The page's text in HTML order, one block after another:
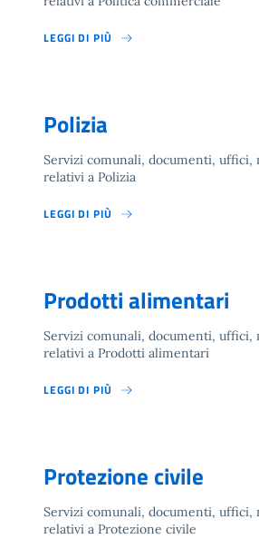
LEGGI DI PIÙ
Polizia
Servizi comunali, documenti, uffici,
relativi a Polizia
LEGGI DI PIÙ
Prodotti alimentari
Servizi comunali, documenti, uffici,
relativi a Prodotti alimentari
LEGGI DI PIÙ
Protezione civile
Servizi comunali, documenti, uffici,
relativi a Protezione civile